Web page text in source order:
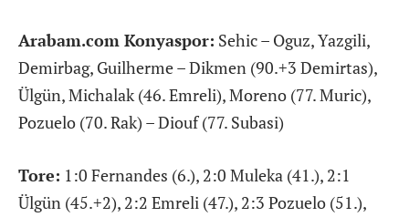
Arabam.com Konyaspor: Sehic – Oguz, Yazgili,
Demirbag, Guilherme – Dikmen (90.+3 Demirtas),
Ülgün, Michalak (46. Emreli), Moreno (77. Muric),
Pozuelo (70. Rak) – Diouf (77. Subasi)
Tore: 1:0 Fernandes (6.), 2:0 Muleka (41.), 2:1
Ülgün (45.+2), 2:2 Emreli (47.), 2:3 Pozuelo (51.),